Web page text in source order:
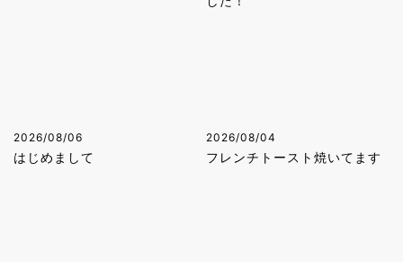
2026/08/06
はじめまして
2026/08/04
フレンチトースト焼いてます